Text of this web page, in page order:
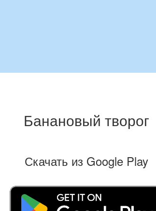
Банановый творог
Скачать из Google Play